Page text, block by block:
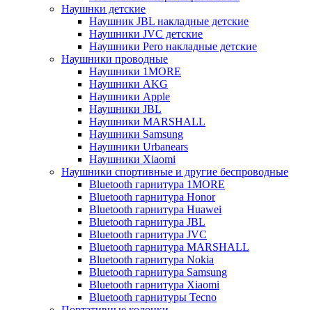
Наушнки детские
Наушник JBL накладные детские
Наушники JVC детские
Наушники Pero накладные детские
Наушники проводные
Наушники 1MORE
Наушники AKG
Наушники Apple
Наушники JBL
Наушники MARSHALL
Наушники Samsung
Наушники Urbanears
Наушники Xiaomi
Наушники спортивные и другие беспроводные
Bluetooth гарнитура 1MORE
Bluetooth гарнитура Honor
Bluetooth гарнитура Huawei
Bluetooth гарнитура JBL
Bluetooth гарнитура JVC
Bluetooth гарнитура MARSHALL
Bluetooth гарнитура Nokia
Bluetooth гарнитура Samsung
Bluetooth гарнитура Xiaomi
Bluetooth гарнитуры Tecno